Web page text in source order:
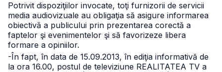
Potrivit dispoziţiilor invocate, toţi furnizorii de servicii
media audiovizuale au obligaţia să asigure informarea
obiectivă a publicului prin prezentarea corectă a
faptelor şi evenimentelor şi să favorizeze libera
formare a opiniilor.
-În fapt, în data de 15.09.2013, în ediţia informativă de
la ora 16.00, postul de televiziune REALITATEA TV a